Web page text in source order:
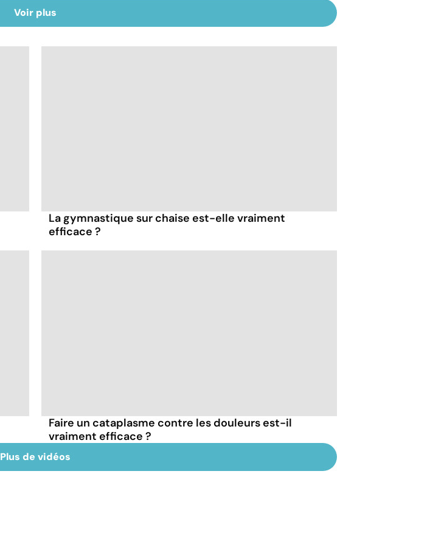
Voir plus
La gymnastique sur chaise est-elle vraiment
efficace ?
Faire un cataplasme contre les douleurs est-il
vraiment efficace ?
Plus de vidéos